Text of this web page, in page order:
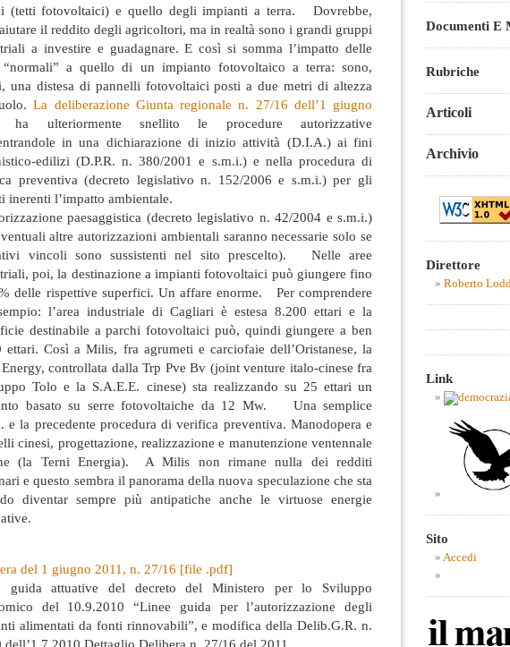
(tetti fotovoltaici) e quello degli impianti a terra. Dovrebbe,
il reddito degli agricoltori, ma in realtà sono i grandi gruppi
a investire e guadagnare. E così si somma l’impatto delle
“normali” a quello di un impianto fotovoltaico a terra: sono,
una distesa di pannelli fotovoltaici posti a due metri di altezza
La deliberazione Giunta regionale n. 27/16 dell’1 giugno
ha ulteriormente snellito le procedure autorizzative
in una dichiarazione di inizio attività (D.I.A.) ai fini
edilizi (D.P.R. n. 380/2001 e s.m.i.) e nella procedura di
preventiva (decreto legislativo n. 152/2006 e s.m.i.) per gli
inerenti l’impatto ambientale.
paesaggistica (decreto legislativo n. 42/2004 e s.m.i.)
altre autorizzazioni ambientali saranno necessarie solo se
vincoli sono sussistenti nel sito prescelto). Nelle aree
poi, la destinazione a impianti fotovoltaici può giungere fino
delle rispettive superfici. Un affare enorme. Per comprendere
l’area industriale di Cagliari è estesa 8.200 ettari e la
destinabile a parchi fotovoltaici può, quindi giungere a ben
ettari. Così a Milis, fra agrumeti e carciofaie dell’Oristanese, la
controllata dalla Trp Pve Bv (joint venture italo-cinese fra
Tolo e la S.A.E.E. cinese) sta realizzando su 25 ettari un
basato su serre fotovoltaiche da 12 Mw. Una semplice
e la precedente procedura di verifica preventiva. Manodopera e
cinesi, progettazione, realizzazione e manutenzione ventennale
(la Terni Energia). A Milis non rimane nulla dei redditi
e questo sembra il panorama della nuova speculazione che sta
diventar sempre più antipatiche anche le virtuose energie
del 1 giugno 2011, n. 27/16 [file .pdf]
guida attuative del decreto del Ministero per lo Sviluppo
del 10.9.2010 “Linee guida per l’autorizzazione degli
alimentati da fonti rinnovabili”, e modifica della Delib.G.R. n.
Documenti E
Rubriche
Articoli
Archivio
Direttore
Roberto
Link
Sito
Accedi